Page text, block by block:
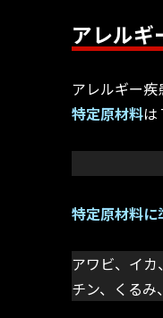
アレルギ
アレルギー疾
特定原材料は
特定原材料に
アワビ、イ
チン、くる